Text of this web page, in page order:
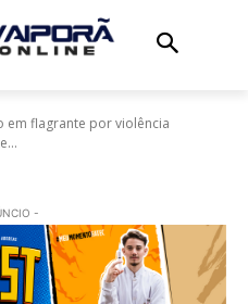
em flagrante por violência
-